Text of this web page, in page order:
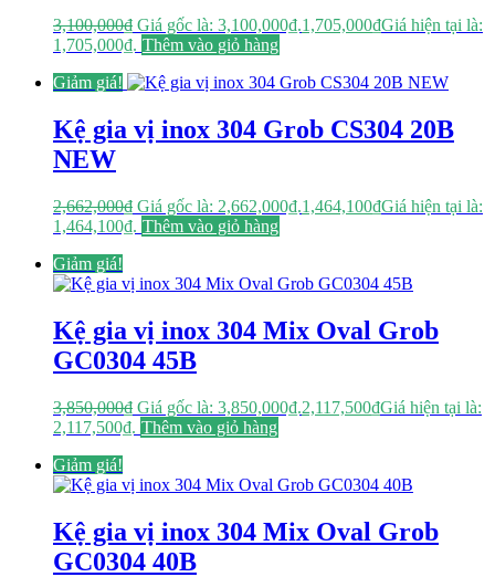
3,100,000₫ Giá gốc là: 3,100,000₫.1,705,000₫Giá hiện tại là:
1,705,000₫. Thêm vào giỏ hàng
Giảm giá!
Kệ gia vị inox 304 Grob CS304 20B
NEW
2,662,000₫ Giá gốc là: 2,662,000₫.1,464,100₫Giá hiện tại là:
1,464,100₫. Thêm vào giỏ hàng
Giảm giá!
Kệ gia vị inox 304 Mix Oval Grob
GC0304 45B
3,850,000₫ Giá gốc là: 3,850,000₫.2,117,500₫Giá hiện tại là:
2,117,500₫. Thêm vào giỏ hàng
Giảm giá!
Kệ gia vị inox 304 Mix Oval Grob
GC0304 40B